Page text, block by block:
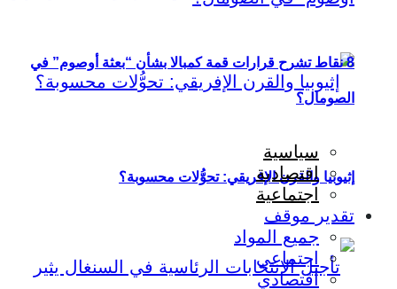
إثيوبيا والقرن الإفريقي: تحوُّلات محسوبة؟
8 نقاط تشرح قرارات قمة كمبالا بشأن “بعثة أوصوم” في
الصومال؟
سياسية
اقتصادية
اجتماعية
تقدير موقف
جميع المواد
اجتماعي
اقتصادي